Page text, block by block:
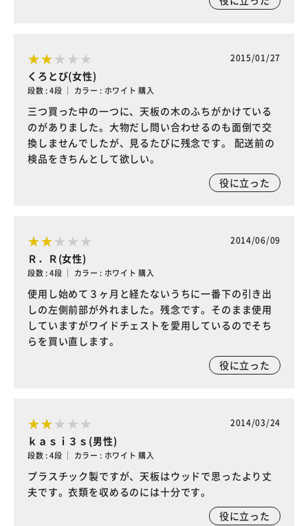
2015/01/27
くろとび(女性)
段数 : 4段 ｜ カラー : ホワイト 購入
三つ買った中の一つに、天板の木のふちがかけている
のがありました。大物だし問い合わせるのも面倒で交
換しませんでしたが、見るたびに残念です。 配送前の
検品をきちんとして欲しい。
役に立った
2014/06/09
Ｒ．Ｒ(女性)
段数 : 4段 ｜ カラー : ホワイト 購入
使用し始めて３ヶ月と経たないうちに一番下の引き出
しの左側前部が外れました。残念です。そのまま使用
していますがワイドチェストを愛用しているのでそち
らを買い直します。
役に立った
2014/03/24
ｋａｓｉ３ｓ(男性)
段数 : 4段 ｜ カラー : ホワイト 購入
プラスチック製ですが、天板はウッドで思ったより丈
夫です。衣類を収めるのには十分です。
役に立った